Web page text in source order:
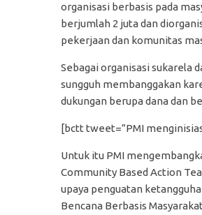
organisasi berbasis pada
berjumlah 2 juta dan
pekerjaan dan komunitas
Sebagai organisasi sukarela
sungguh membanggakan
dukungan berupa dana dan
[bctt tweet=”PMI
Untuk itu PMI
Community Based Action
upaya penguatan
Bencana Berbasis